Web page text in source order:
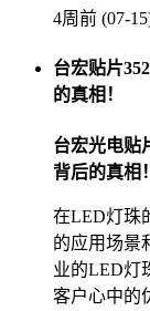
4周前 (07-
台宏贴片
的真相！
台宏光电贴
背后的真相！
在LED灯珠
的应用场景
业的LED灯
客户心中的